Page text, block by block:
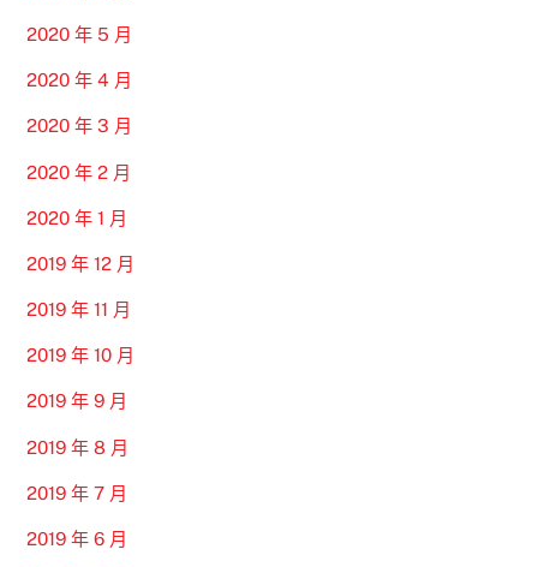
2020 年 5 月
2020 年 4 月
2020 年 3 月
2020 年 2 月
2020 年 1 月
2019 年 12 月
2019 年 11 月
2019 年 10 月
2019 年 9 月
2019 年 8 月
2019 年 7 月
2019 年 6 月